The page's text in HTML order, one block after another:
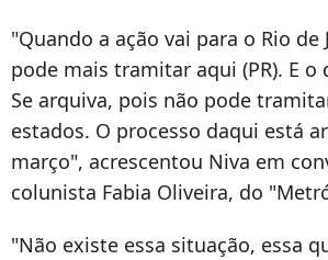
"Quando a ação vai para o Rio de
pode mais tramitar aqui (PR). E o
Se arquiva, pois não pode
estados. O processo daqui está
março", acrescentou Niva em
colunista Fabia Oliveira, do
"Não existe essa situação, essa